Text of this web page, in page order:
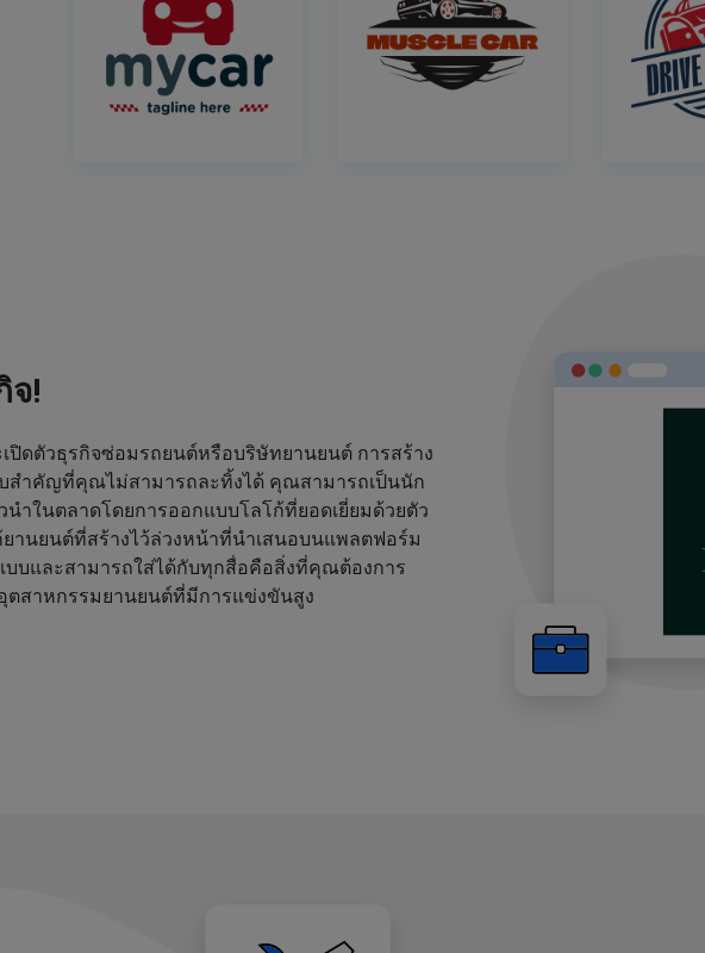
จ!
ปิดตัวธุรกิจซ่อมรถยนต์หรือบริษัทยานยนต์ การสร้าง
สำคัญที่คุณไม่สามารถละทิ้งได้ คุณสามารถเป็นนัก
ำในตลาดโดยการออกแบบโลโก้ที่ยอดเยี่ยมด้วยตัว
ยานยนต์ที่สร้างไว้ล่วงหน้าที่นำเสนอบนแพลตฟอร์ม
บและสามารถใส่ได้กับทุกสื่อคือสิ่งที่คุณต้องการ
ตสาหกรรมยานยนต์ที่มีการแข่งขันสูง